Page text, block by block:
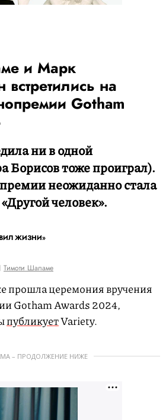
и Марк
на
Gotham
ни в одной
тоже проиграл).
неожиданно стала
человек».
ЖИЗНИ»
Тимоти Шаламе
прошла церемония вручения
Gotham Awards 2024,
публикуетVariety.
– ПРОДОЛЖЕНИЕ НИЖЕ